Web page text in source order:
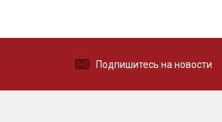
Подпишитесь на новости